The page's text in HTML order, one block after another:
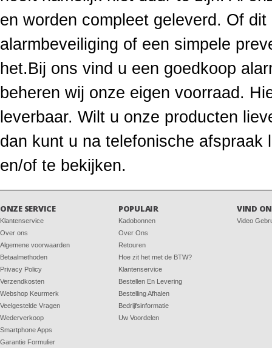
en worden compleet geleverd. Of
alarmbeveiliging of een simpele
het.Bij ons vind u een goedkoop
beheren wij onze eigen voorraad.
leverbaar. Wilt u onze producten
dan kunt u na telefonische
en/of te bekijken.
ONZE SERVICE
Klantenservice
Over ons
Algemene voorwaarden
Betaalmethoden
Privacy Policy
Verzendkosten
Webshop Keurmerk
Veelgestelde Vragen
Wederverkoop
Smartphone Apps
Garantie Formulier
POPULAIR
Kadobonnen
Over Ons
Retouren
Hoe zit het met de BTW?
Klantenservice
Bestellen En Levering
Bestelling Afhalen
Bedrijfsinformatie
Uw Voordelen
VIND
Video